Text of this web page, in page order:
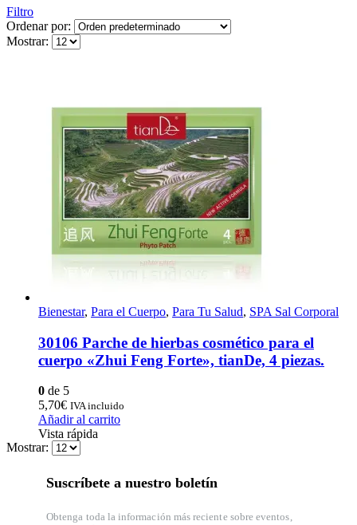
Filtro
Ordenar por:
Mostrar:
Bienestar, Para el Cuerpo, Para Tu Salud, SPA Sal Corporal
30106 Parche de hierbas cosmético para el
cuerpo «Zhui Feng Forte», tianDe, 4 piezas.
0 de 5
5,70€ IVA incluido
Añadir al carrito
Vista rápida
Mostrar:
Suscríbete a nuestro boletín
Obtenga toda la información más reciente sobre eventos,